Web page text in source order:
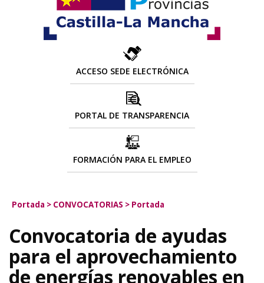
ACCESO SEDE ELECTRÓNICA
PORTAL DE TRANSPARENCIA
FORMACIÓN PARA EL EMPLEO
Portada > CONVOCATORIAS > Portada
Convocatoria de ayudas
para el aprovechamiento
de energías renovables en